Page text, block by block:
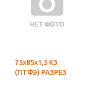
75х85х1,5 КЗ
(ПТФЭ) РАЗРЕЗ